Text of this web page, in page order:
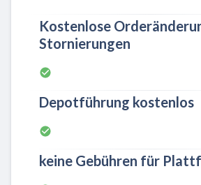
Kostenlose
Stornierungen
Depotführung kostenlos
keine Gebühren für